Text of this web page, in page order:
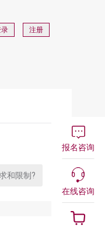
注册
和限制?
报名咨询
在线咨询